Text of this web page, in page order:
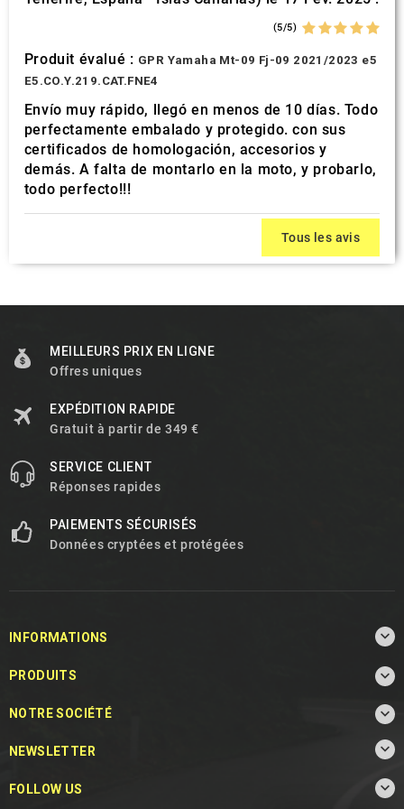
(5/5)
Produit évalué : GPR Yamaha Mt-09 Fj-09 2021/2023 e5
E5.CO.Y.219.CAT.FNE4
Envío muy rápido, llegó en menos de 10 días. Todo
perfectamente embalado y protegido. con sus
certificados de homologación, accesorios y
demás. A falta de montarlo en la moto, y probarlo,
todo perfecto!!!
Tous les avis
MEILLEURS PRIX EN LIGNE
Offres uniques
EXPÉDITION RAPIDE
Gratuit à partir de 349 €
SERVICE CLIENT
Réponses rapides
PAIEMENTS SÉCURISÉS
Données cryptées et protégées
INFORMATIONS 
PRODUITS 
NOTRE SOCIÉTÉ 
NEWSLETTER 
FOLLOW US 